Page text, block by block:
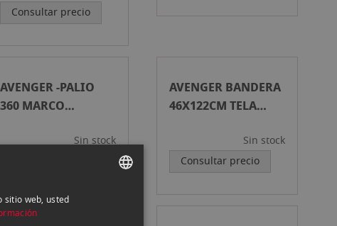
Consultar precio
AVENGER -PALIO
360 MARCO
Sin stock
AVENGER BANDERA
46X122CM TELA
Sin stock
Consultar precio
sitio web, usted